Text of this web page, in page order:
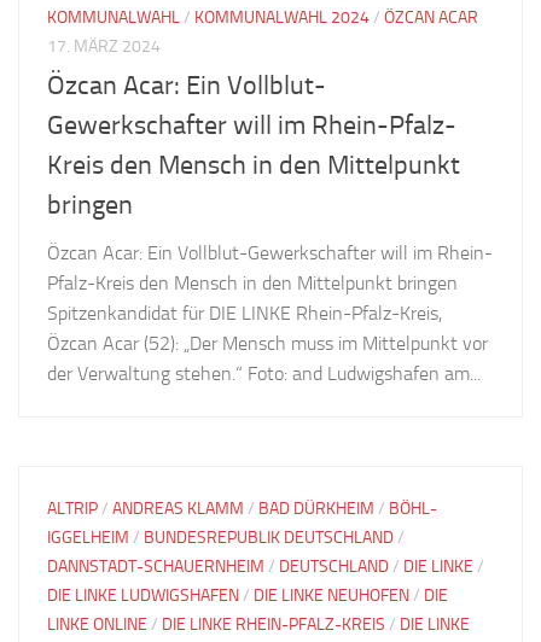
KOMMUNALWAHL/ KOMMUNALWAHL 2024/ ÖZCAN ACAR
17. MÄRZ 2024
Özcan Acar: Ein Vollblut-
Gewerkschafter will im Rhein-Pfalz-
Kreis den Mensch in den Mittelpunkt
bringen
Özcan Acar: Ein Vollblut-Gewerkschafter will im Rhein-
Pfalz-Kreis den Mensch in den Mittelpunkt bringen
Spitzenkandidat für DIE LINKE Rhein-Pfalz-Kreis,
Özcan Acar (52): „Der Mensch muss im Mittelpunkt vor
der Verwaltung stehen.“ Foto: and Ludwigshafen am...
ALTRIP/ ANDREAS KLAMM / BAD DÜRKHEIM / BÖHL-
IGGELHEIM / BUNDESREPUBLIK DEUTSCHLAND/
DANNSTADT-SCHAUERNHEIM / DEUTSCHLAND/ DIE LINKE /
DIE LINKE LUDWIGSHAFEN/ DIE LINKE NEUHOFEN/ DIE
LINKE ONLINE / DIE LINKE RHEIN-PFALZ-KREIS / DIE LINKE